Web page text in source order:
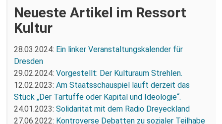
Neueste Artikel im Ressort
Kultur
28.03.2024: Ein linker Veranstaltungskalender für
Dresden
29.02.2024: Vorgestellt: Der Kulturaum Strehlen.
12.02.2023: Am Staatsschauspiel läuft derzeit das
Stück „Der Tartuffe oder Kapital und Ideologie“.
24.01.2023: Solidarität mit dem Radio Dreyeckland
27.06.2022: Kontroverse Debatten zu sozialer Teilhabe